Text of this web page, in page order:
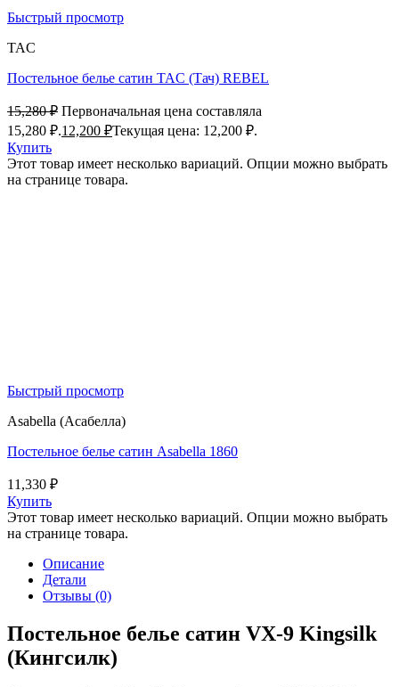
Быстрый просмотр
TAC
Постельное белье сатин TAC (Тач) REBEL
15,280₽ Первоначальная цена составляла
15,280 ₽.12,200 ₽Текущая цена: 12,200 ₽.
Купить
Этот товар имеет несколько вариаций. Опции можно выбрать
на странице товара.
Быстрый просмотр
Asabella (Асабелла)
Постельное белье сатин Asabella 1860
11,330 ₽
Купить
Этот товар имеет несколько вариаций. Опции можно выбрать
на странице товара.
Описание
Детали
Отзывы (0)
Постельное белье сатин VX-9 Kingsilk
(Кингсилк)